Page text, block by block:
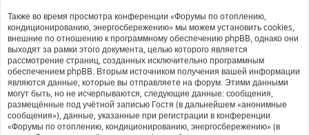
Также во время просмотра конференции «Форумы по отоплению,
кондиционированию, энергосбережению» мы можем установить cookies,
внешние по отношению к программному обеспечению phpBB, однако они
выходят за рамки этого документа, целью которого является
рассмотрение страниц, созданных исключительно программным
обеспечением phpBB. Вторым источником получения вашей информации
являются данные, которые вы отправляете на форум. Этими данными
могут быть, но не исчерпываются, следующие данные: сообщения,
размещённые под учётной записью Гостя (в дальнейшем «анонимные
сообщения»), данные, указанные при регистрации в конференции
«Форумы по отоплению, кондиционированию, энергосбережению» (в